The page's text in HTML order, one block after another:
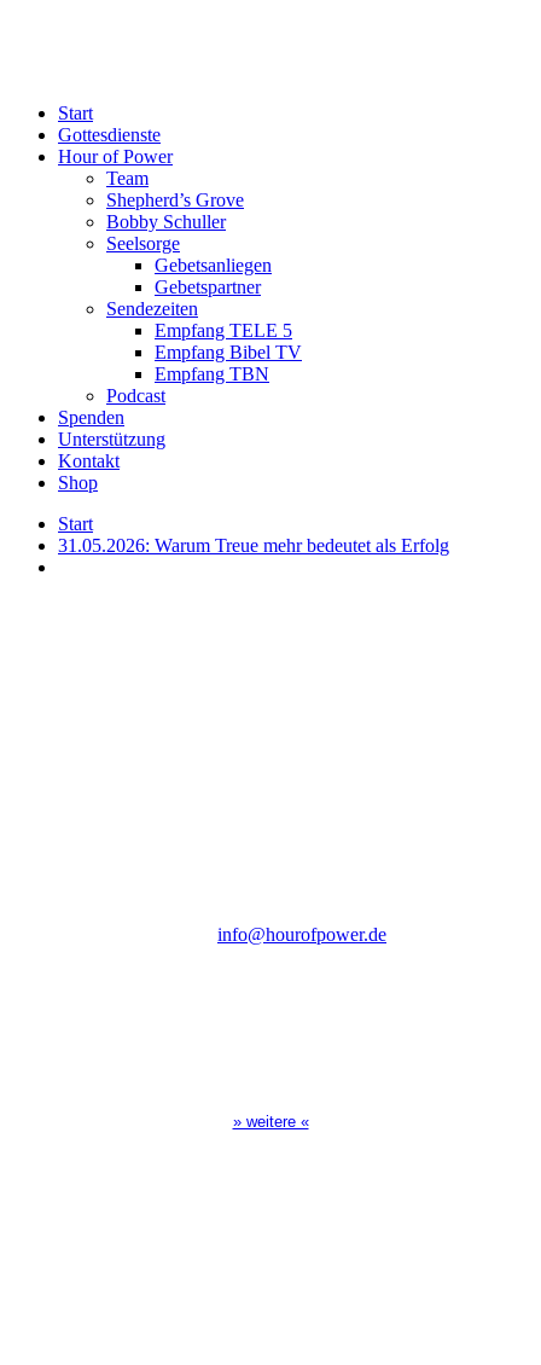
Start
Gottesdienste
Hour of Power
Team
Shepherd’s Grove
Bobby Schuller
Seelsorge
Gebetsanliegen
Gebetspartner
Sendezeiten
Empfang TELE 5
Empfang Bibel TV
Empfang TBN
Podcast
Spenden
Unterstützung
Kontakt
Shop
Start
31.05.2026: Warum Treue mehr bedeutet als Erfolg
info@hourofpower.de
» weitere «